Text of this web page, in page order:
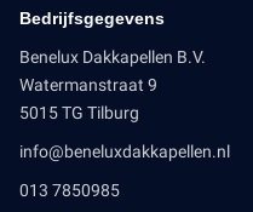
Bedrijfsgegevens
Benelux Dakkapellen B.V.
Watermanstraat 9
5015 TG Tilburg
info@beneluxdakkapellen.nl
013 7850985